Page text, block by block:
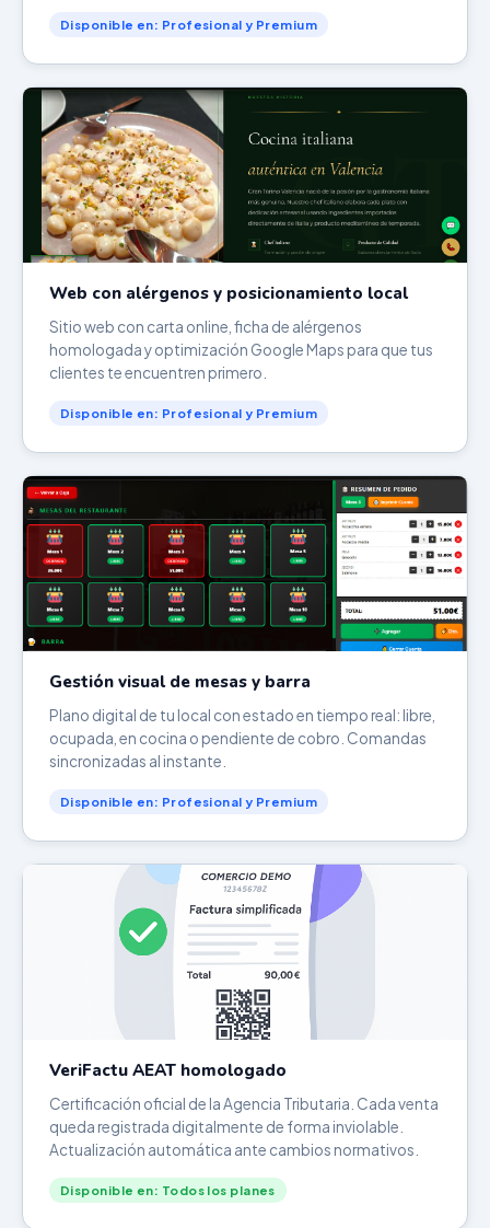
Disponible en: Profesional y Premium
Web con alérgenos y posicionamiento local
Sitio web con carta online, ficha de alérgenos
homologada y optimización Google Maps para que tus
clientes te encuentren primero.
Disponible en: Profesional y Premium
Gestión visual de mesas y barra
Plano digital de tu local con estado en tiempo real: libre,
ocupada, en cocina o pendiente de cobro. Comandas
sincronizadas al instante.
Disponible en: Profesional y Premium
VeriFactu AEAT homologado
Certificación oficial de la Agencia Tributaria. Cada venta
queda registrada digitalmente de forma inviolable.
Actualización automática ante cambios normativos.
Disponible en: Todos los planes